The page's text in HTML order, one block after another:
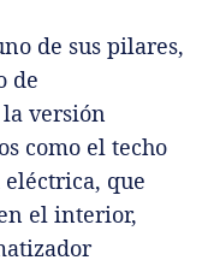
de sus pilares,
de
versión
como el techo
que
el interior,